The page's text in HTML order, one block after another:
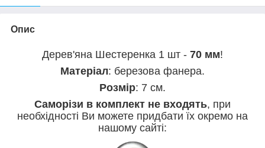
Опис
Дерев'яна Шестеренка 1 шт - 70 мм!
Матеріал: березова фанера.
Розмір: 7 см.
Саморізи в комплект не входять, при
необхідності Ви можете придбати їх окремо на
нашому сайті: